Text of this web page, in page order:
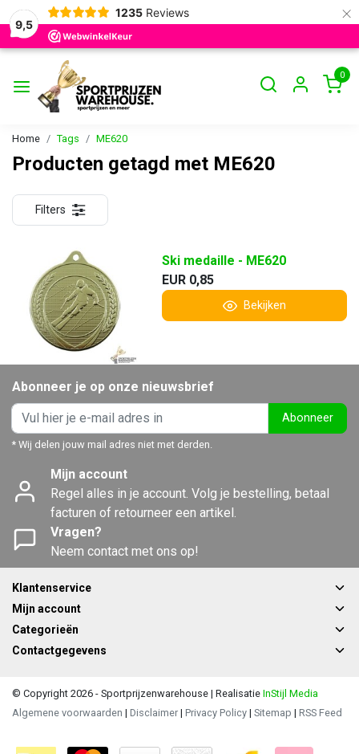
9,5
1235 Reviews ×
0
Home Tags ME620
Producten getagd met ME620
Filters
Ski medaille - ME620
EUR 0,85
Bekijken
Abonneer je op onze nieuwsbrief
Abonneer
* Wij delen jouw mail adres niet met derden.
Mijn account
Regel alles in je account. Volg je bestelling, betaal
facturen of retourneer een artikel.
Vragen?
Neem contact met ons op!
Klantenservice
Mijn account
Categorieën
Contactgegevens
© Copyright 2026 - Sportprijzenwarehouse | Realisatie InStijl Media
Algemene voorwaarden | Disclaimer | Privacy Policy | Sitemap | RSS Feed